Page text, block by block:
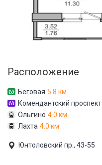
Расположение
Беговая 5.8 км
Комендантский проспект
Ольгино 4.0 км
Лахта 4.0 км
Юнтоловский пр., 43-55